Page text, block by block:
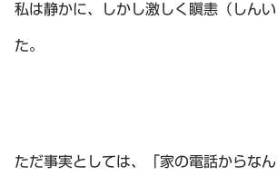
私は静かに、しかし激しく瞋恚（しん
た。
ただ事実としては、「家の電話からな